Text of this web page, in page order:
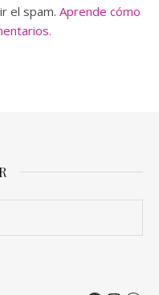
el spam. Aprende cómo